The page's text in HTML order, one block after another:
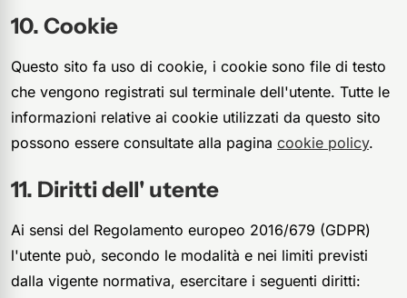
Cookie
Questo sito fa uso di cookie, i cookie sono file di testo
che vengono registrati sul terminale dell'utente. Tutte le
informazioni relative ai cookie utilizzati da questo sito
possono essere consultate alla pagina cookie policy.
Diritti dell' utente
Ai sensi del Regolamento europeo 2016/679 (GDPR)
l'utente può, secondo le modalità e nei limiti previsti
dalla vigente normativa, esercitare i seguenti diritti: